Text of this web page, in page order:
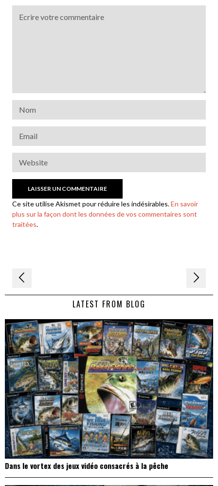
Ce site utilise Akismet pour réduire les indésirables.En savoir
plus sur la façon dont les données de vos commentaires sont
traitées.
Navigation
de LATEST FROM BLOG
Dans le vortex des jeux vidéo consacrés à la pêche